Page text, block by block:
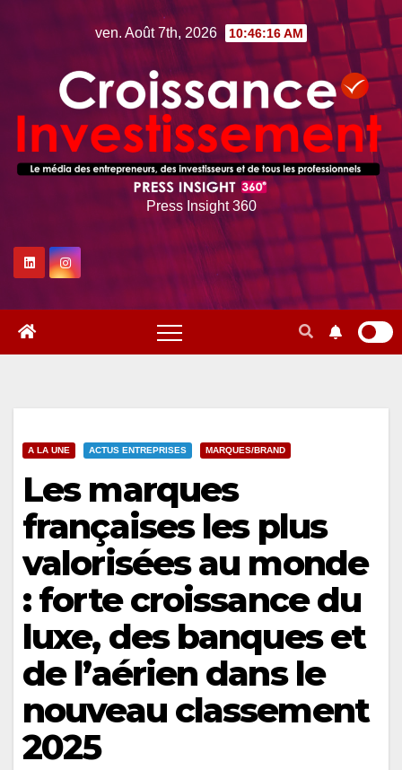
ven. Août 7th, 2026 10:46:17 AM
Press Insight 360
A LA UNE ACTUS ENTREPRISES MARQUES/BRAND
Les marques
françaises les plus
valorisées au monde
: forte croissance du
luxe, des banques et
de l’aérien dans le
nouveau classement
2025